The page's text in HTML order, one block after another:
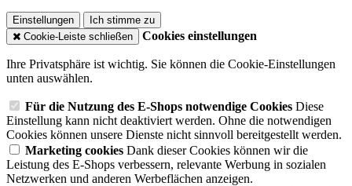
Einstellungen
Ich stimme zu
Cookie-Leiste schließen
Cookies einstellungen
Ihre Privatsphäre ist wichtig. Sie können die Cookie-Einstellungen
unten auswählen.
Für die Nutzung des E-Shops notwendige Cookies Diese
Einstellung kann nicht deaktiviert werden. Ohne die notwendigen
Cookies können unsere Dienste nicht sinnvoll bereitgestellt werden.
Marketing cookies Dank dieser Cookies können wir die
Leistung des E-Shops verbessern, relevante Werbung in sozialen
Netzwerken und anderen Werbeflächen anzeigen.